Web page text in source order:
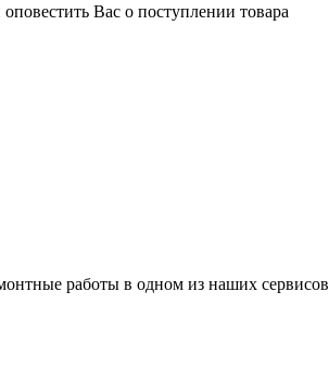
Вас о поступлении товара
работы в одном из наших сервисов